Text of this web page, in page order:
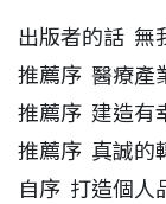
出版者的話 無
推薦序 醫療產
推薦序 建造有
推薦序 真誠的
自序 打造個